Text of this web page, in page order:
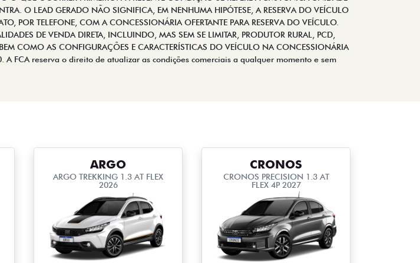
O LEAD GERADO NÃO SIGNIFICA, EM NENHUMA HIPÓTESE, A RESERVA DO VEÍCULO
POR TELEFONE, COM A CONCESSIONÁRIA OFERTANTE PARA RESERVA DO VEÍCULO.
DE VENDA DIRETA, INCLUINDO, MAS SEM SE LIMITAR, PRODUTOR RURAL, PCD,
COMO AS CONFIGURAÇÕES E CARACTERÍSTICAS DO VEÍCULO NA CONCESSIONÁRIA
A FCA reserva o direito de atualizar as condições comerciais a qualquer momento e sem
ARGO
ARGO TREKKING 1.3 AT FLEX
2026
CRONOS
CRONOS PRECISION 1.3 AT
FLEX 4P 2027